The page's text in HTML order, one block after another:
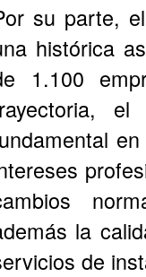
su parte,
histórica
1.100
la
de